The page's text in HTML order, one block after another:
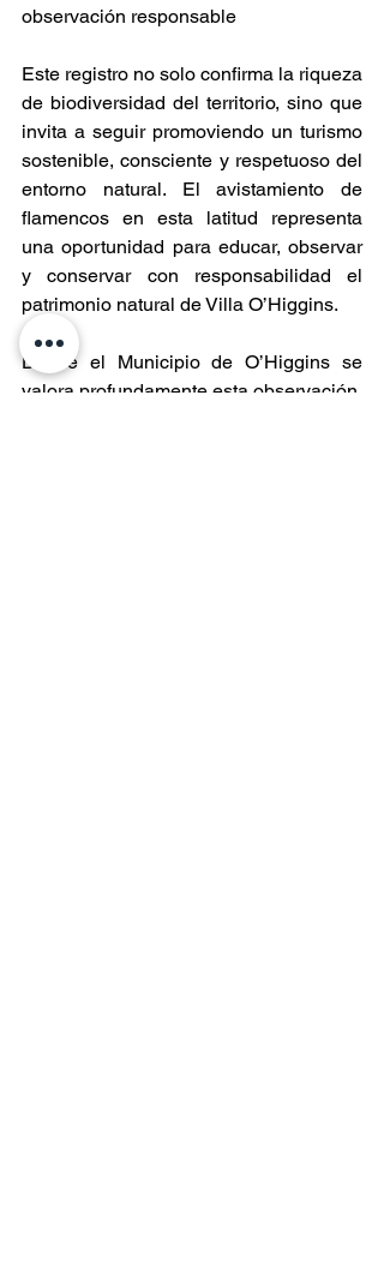
observación responsable
Este registro no solo confirma la riqueza
de biodiversidad del territorio, sino que
invita a seguir promoviendo un turismo
sostenible, consciente y respetuoso del
entorno natural. El avistamiento de
flamencos en esta latitud representa
una oportunidad para educar, observar
y conservar con responsabilidad el
patrimonio natural de Villa O’Higgins.
Desde el Municipio de O’Higgins se
valora profundamente esta observación,